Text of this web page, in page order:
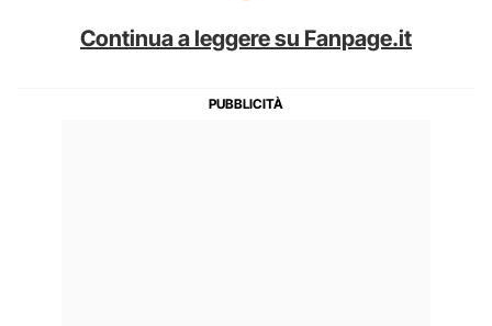
Continua a leggere su Fanpage.it